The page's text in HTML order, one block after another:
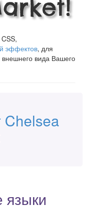
эффектов, для
внешнего вида Вашего